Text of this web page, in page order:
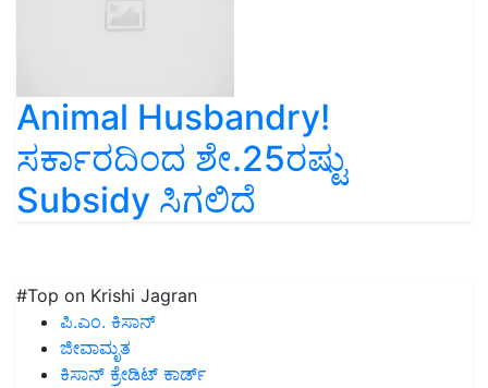
Animal Husbandry!
ಸರ್ಕಾರದಿಂದ ಶೇ.25ರಷ್ಟು
Subsidy ಸಿಗಲಿದೆ
#Top on Krishi Jagran
ಪಿ.ಎಂ. ಕಿಸಾನ್
ಜೀವಾಮೃತ
ಕಿಸಾನ್ ಕ್ರೇಡಿಟ್ ಕಾರ್ಡ್